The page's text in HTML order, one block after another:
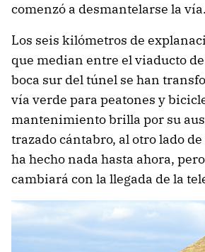
comenzó a desmantelarse la vía.
Los seis kilómetros de
que median entre el viaducto
boca sur del túnel se han
vía verde para peatones y
mantenimiento brilla por su
trazado cántabro, al otro lado
ha hecho nada hasta ahora,
cambiará con la llegada de la